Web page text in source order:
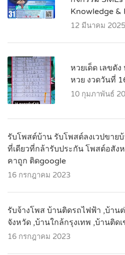
Knowledge &
12 มีนาคม 2025
หวยเด็ด เลขดั
หวย งวดวันที่
10 กุมภาพันธ์
รับโพสต์บ้าน รับโพสต์ลงเวปขาย
ที่เดียวที่กล้ารับประกัน โพสต์อสัง
คาถูก ติดgoogle
16 กรกฎาคม 2023
รับจ้างโพส บ้านติดรถไฟฟ้า ,บ้าน
จังหวัด ,บ้านใกล้กรุงเทพ ,บ้านติดเ
16 กรกฎาคม 2023